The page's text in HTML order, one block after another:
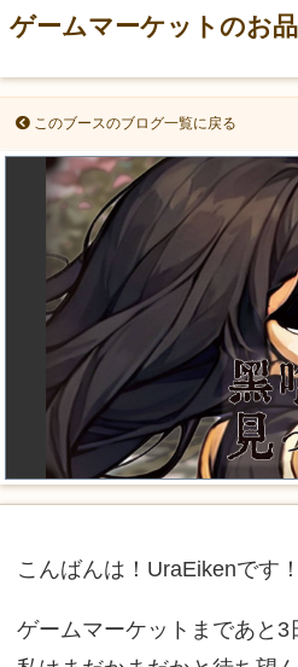
ゲームマーケットのお品
このブースのブログ一覧に戻る
こんばんは！UraEikenです！
ゲームマーケットまであと3